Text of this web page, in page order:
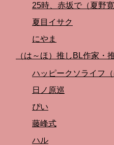
25時、赤坂で（夏野寛
夏目イサク
にやま
（は～ほ）推しBL作家・
ハッピークソライフ（
日ノ原巡
ぴい
藤峰式
ハル